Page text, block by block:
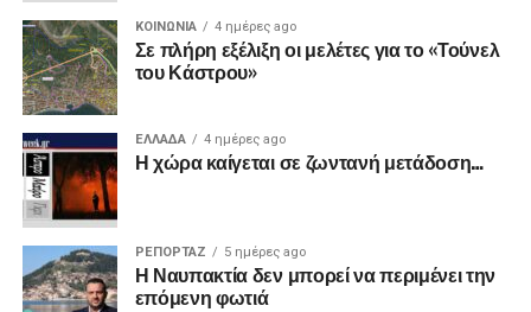
ΚΟΙΝΩΝΙΑ 4 ημέρες ago
Σε πλήρη εξέλιξη οι μελέτες για το «Τούνελ
του Κάστρου»
ΕΛΛΑΔΑ 4 ημέρες ago
Η χώρα καίγεται σε ζωντανή μετάδοση…
ΡΕΠΟΡΤΑΖ 5 ημέρες ago
Η Ναυπακτία δεν μπορεί να περιμένει την
επόμενη φωτιά